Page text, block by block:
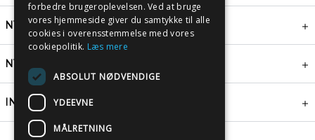
NYHEDSBREV
NYTTIGE LINKS
INSPIRATION
forbedre brugeroplevelsen. Ved at bruge
vores hjemmeside giver du samtykke til alle
cookies i overensstemmelse med vores
cookiepolitik. Læs mere
ABSOLUT NØDVENDIGE
YDEEVNE
MÅLRETNING